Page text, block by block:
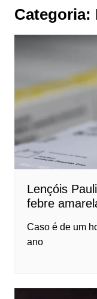
Categoria:
Lençóis
febre
Caso é de um
ano